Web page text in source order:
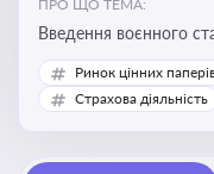
ПРО ЩО ТЕМА:
Введення воєнного
Ринок цінних
Страхова діяльність